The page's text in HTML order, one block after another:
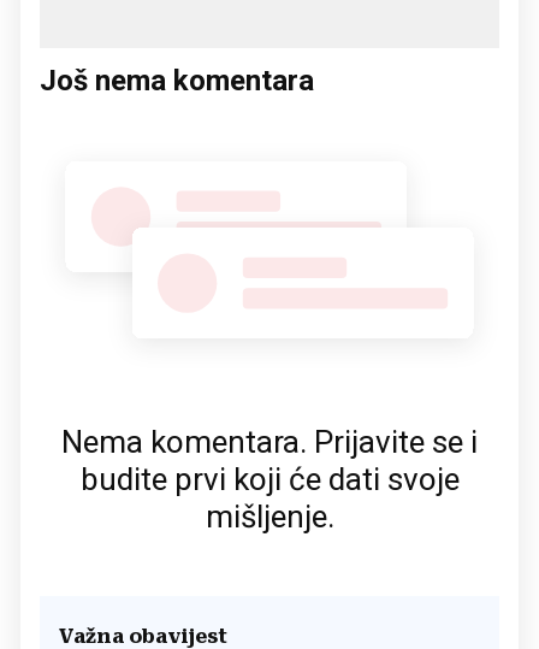
Još nema komentara
Nema komentara. Prijavite se i
budite prvi koji će dati svoje
mišljenje.
Važna obavijest